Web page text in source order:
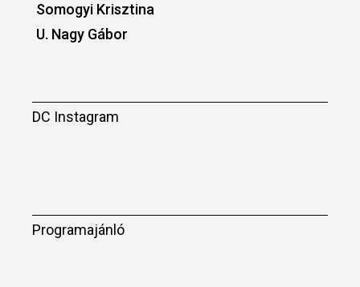
Somogyi Krisztina
U. Nagy Gábor
DC Instagram
Programajánló